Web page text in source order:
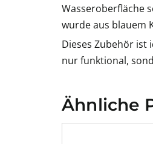
Wasseroberfläche
wurde aus blauem
Dieses Zubehör ist
nur funktional,
Ähnliche